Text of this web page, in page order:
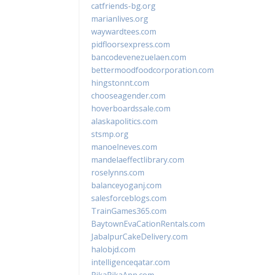
catfriends-bg.org
marianlives.org
waywardtees.com
pidfloorsexpress.com
bancodevenezuelaen.com
bettermoodfoodcorporation.com
hingstonnt.com
chooseagender.com
hoverboardssale.com
alaskapolitics.com
stsmp.org
manoelneves.com
mandelaeffectlibrary.com
roselynns.com
balanceyoganj.com
salesforceblogs.com
TrainGames365.com
BaytownEvaCationRentals.com
JabalpurCakeDelivery.com
halobjd.com
intelligenceqatar.com